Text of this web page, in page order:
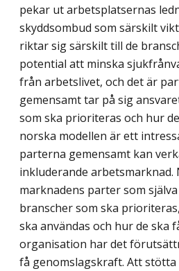
pekar ut arbetsplatsernas
skyddsombud som särskilt
riktar sig särskilt till de
potential att minska
från arbetslivet, och det är
gemensamt tar på sig
som ska prioriteras och hur
norska modellen är ett
parterna gemensamt kan
inkluderande
marknadens parter som
branscher som ska
ska användas och hur de ska
organisation har det
få genomslagskraft. Att